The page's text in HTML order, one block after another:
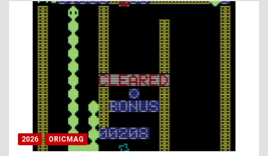
l
y
d
i
ff
i
2026 ORICMAG